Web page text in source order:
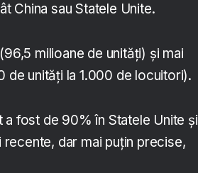
China sau Statele Unite.
milioane de unități) și mai
de unități la 1.000 de locuitori).
a fost de 90% în Statele Unite și
dar mai puțin precise,